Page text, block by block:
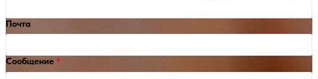
Почта
Сообщение